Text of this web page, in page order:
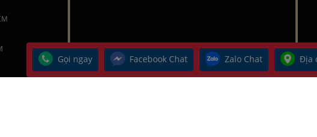
Gọi ngay Facebook Chat Zalo Chat Địa